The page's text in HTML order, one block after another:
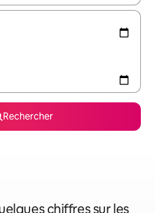
Rechercher
chiffres sur les